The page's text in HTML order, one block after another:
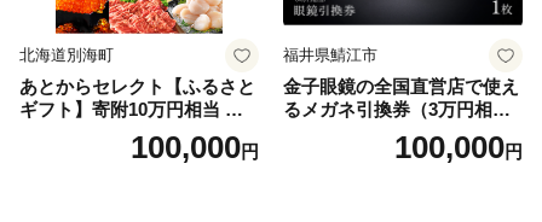
北海道別海町
あとからセレクト【ふるさと
ギフト】寄附10万円相当 あ
とから選べる！ ギフト いく
ら ほたて 海鮮 牛肉 別海町
100,000円
福井県鯖江市
金子眼鏡の全国直営店で使え
るメガネ引換券（3万円相
100,000円